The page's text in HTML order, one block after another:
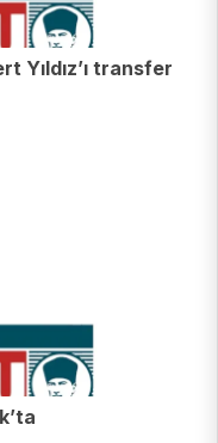
Yıldız’ı transfer